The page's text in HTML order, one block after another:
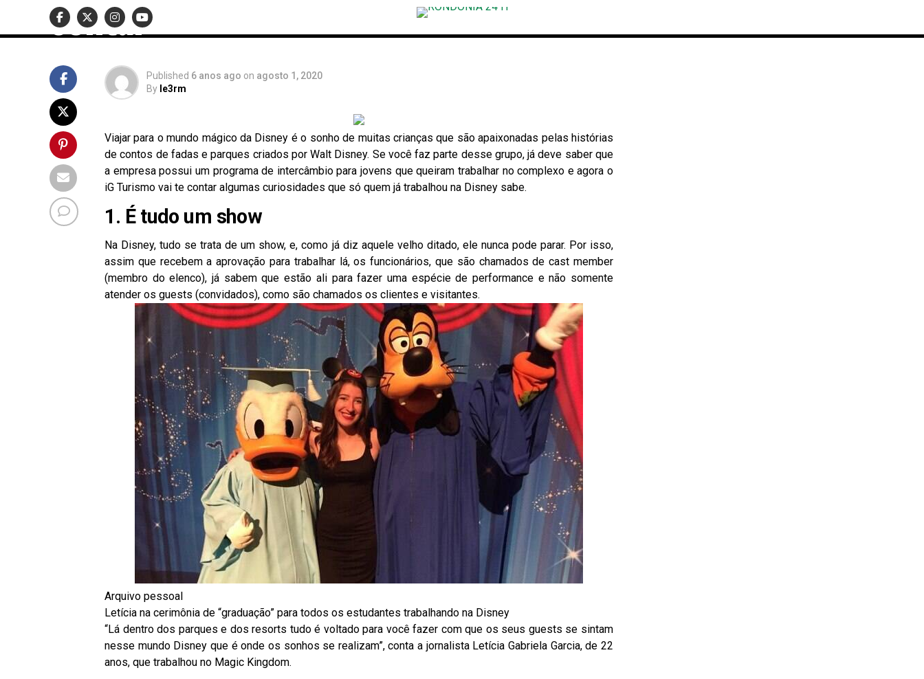
contar
Published 6 anos ago on agosto 1, 2020
By le3rm
Viajar para o mundo mágico da Disney é o sonho de muitas crianças que são apaixonadas pelas histórias
de contos de fadas e parques criados por Walt Disney. Se você faz parte desse grupo, já deve saber que
a empresa possui um programa de intercâmbio para jovens que queiram trabalhar no complexo e agora o
iG Turismo vai te contar algumas curiosidades que só quem já trabalhou na Disney sabe.
1. É tudo um show
Na Disney, tudo se trata de um show, e, como já diz aquele velho ditado, ele nunca pode parar. Por isso,
assim que recebem a aprovação para trabalhar lá, os funcionários, que são chamados de cast member
(membro do elenco), já sabem que estão ali para fazer uma espécie de performance e não somente
atender os guests (convidados), como são chamados os clientes e visitantes.
Arquivo pessoal
Letícia na cerimônia de “graduação” para todos os estudantes trabalhando na Disney
“Lá dentro dos parques e dos resorts tudo é voltado para você fazer com que os seus guests se sintam
nesse mundo Disney que é onde os sonhos se realizam”, conta a jornalista Letícia Gabriela Garcia, de 22
anos, que trabalhou no Magic Kingdom.